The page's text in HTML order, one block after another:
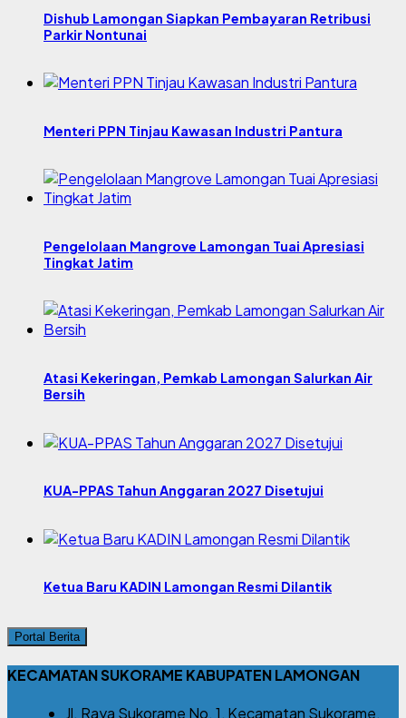
Dishub Lamongan Siapkan Pembayaran Retribusi
Parkir Nontunai
Menteri PPN Tinjau Kawasan Industri Pantura
Pengelolaan Mangrove Lamongan Tuai Apresiasi
Tingkat Jatim
Atasi Kekeringan, Pemkab Lamongan Salurkan Air
Bersih
KUA-PPAS Tahun Anggaran 2027 Disetujui
Ketua Baru KADIN Lamongan Resmi Dilantik
Portal Berita
KECAMATAN SUKORAME KABUPATEN LAMONGAN
Jl. Raya Sukorame No. 1, Kecamatan Sukorame,